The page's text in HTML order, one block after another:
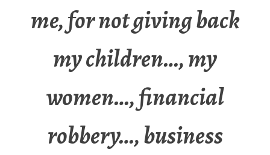
me, for not giving back
my children…, my
women…, financial
robbery…, business